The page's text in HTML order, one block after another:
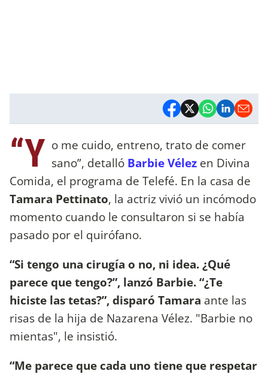
“Y o me cuido, entreno, trato de comer
sano”, detalló Barbie Vélez en Divina
Comida, el programa de Telefé. En la casa de
Tamara Pettinato, la actriz vivió un incómodo
momento cuando le consultaron si se había
pasado por el quirófano.
“Si tengo una cirugía o no, ni idea. ¿Qué
parece que tengo?”, lanzó Barbie. “¿Te
hiciste las tetas?”, disparó Tamara ante las
risas de la hija de Nazarena Vélez. "Barbie no
mientas", le insistió.
“Me parece que cada uno tiene que respetar